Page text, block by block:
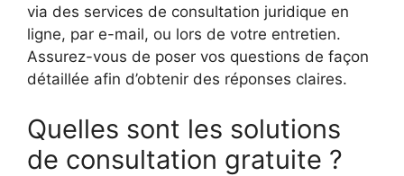
via des services de consultation juridique en
ligne, par e-mail, ou lors de votre entretien.
Assurez-vous de poser vos questions de façon
détaillée afin d’obtenir des réponses claires.
Quelles sont les solutions
de consultation gratuite ?